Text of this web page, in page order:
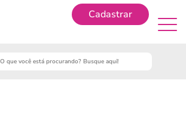
Cadastrar